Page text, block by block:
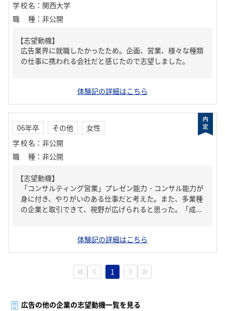
学校名 ： 関西大学
職種 ： 非公開
【志望動機】
広告業界に就職したかったため。企画、営業、様々な種類
の仕事に携われる会社だと感じたので志望しました。
体験記の詳細はこちら
06年卒 その他
女性
学校名 ： 非公開
職種 ： 非公開
【志望動機】
「コンサルティング営業」プレゼン能力・コンサル能力が
身に付き、やりがいのある仕事だと考えた。また、多業種
の企業と取引できて、視野が広げられると思った。「成...
体験記の詳細はこちら
1
広告の他の企業の志望動機一覧を見る